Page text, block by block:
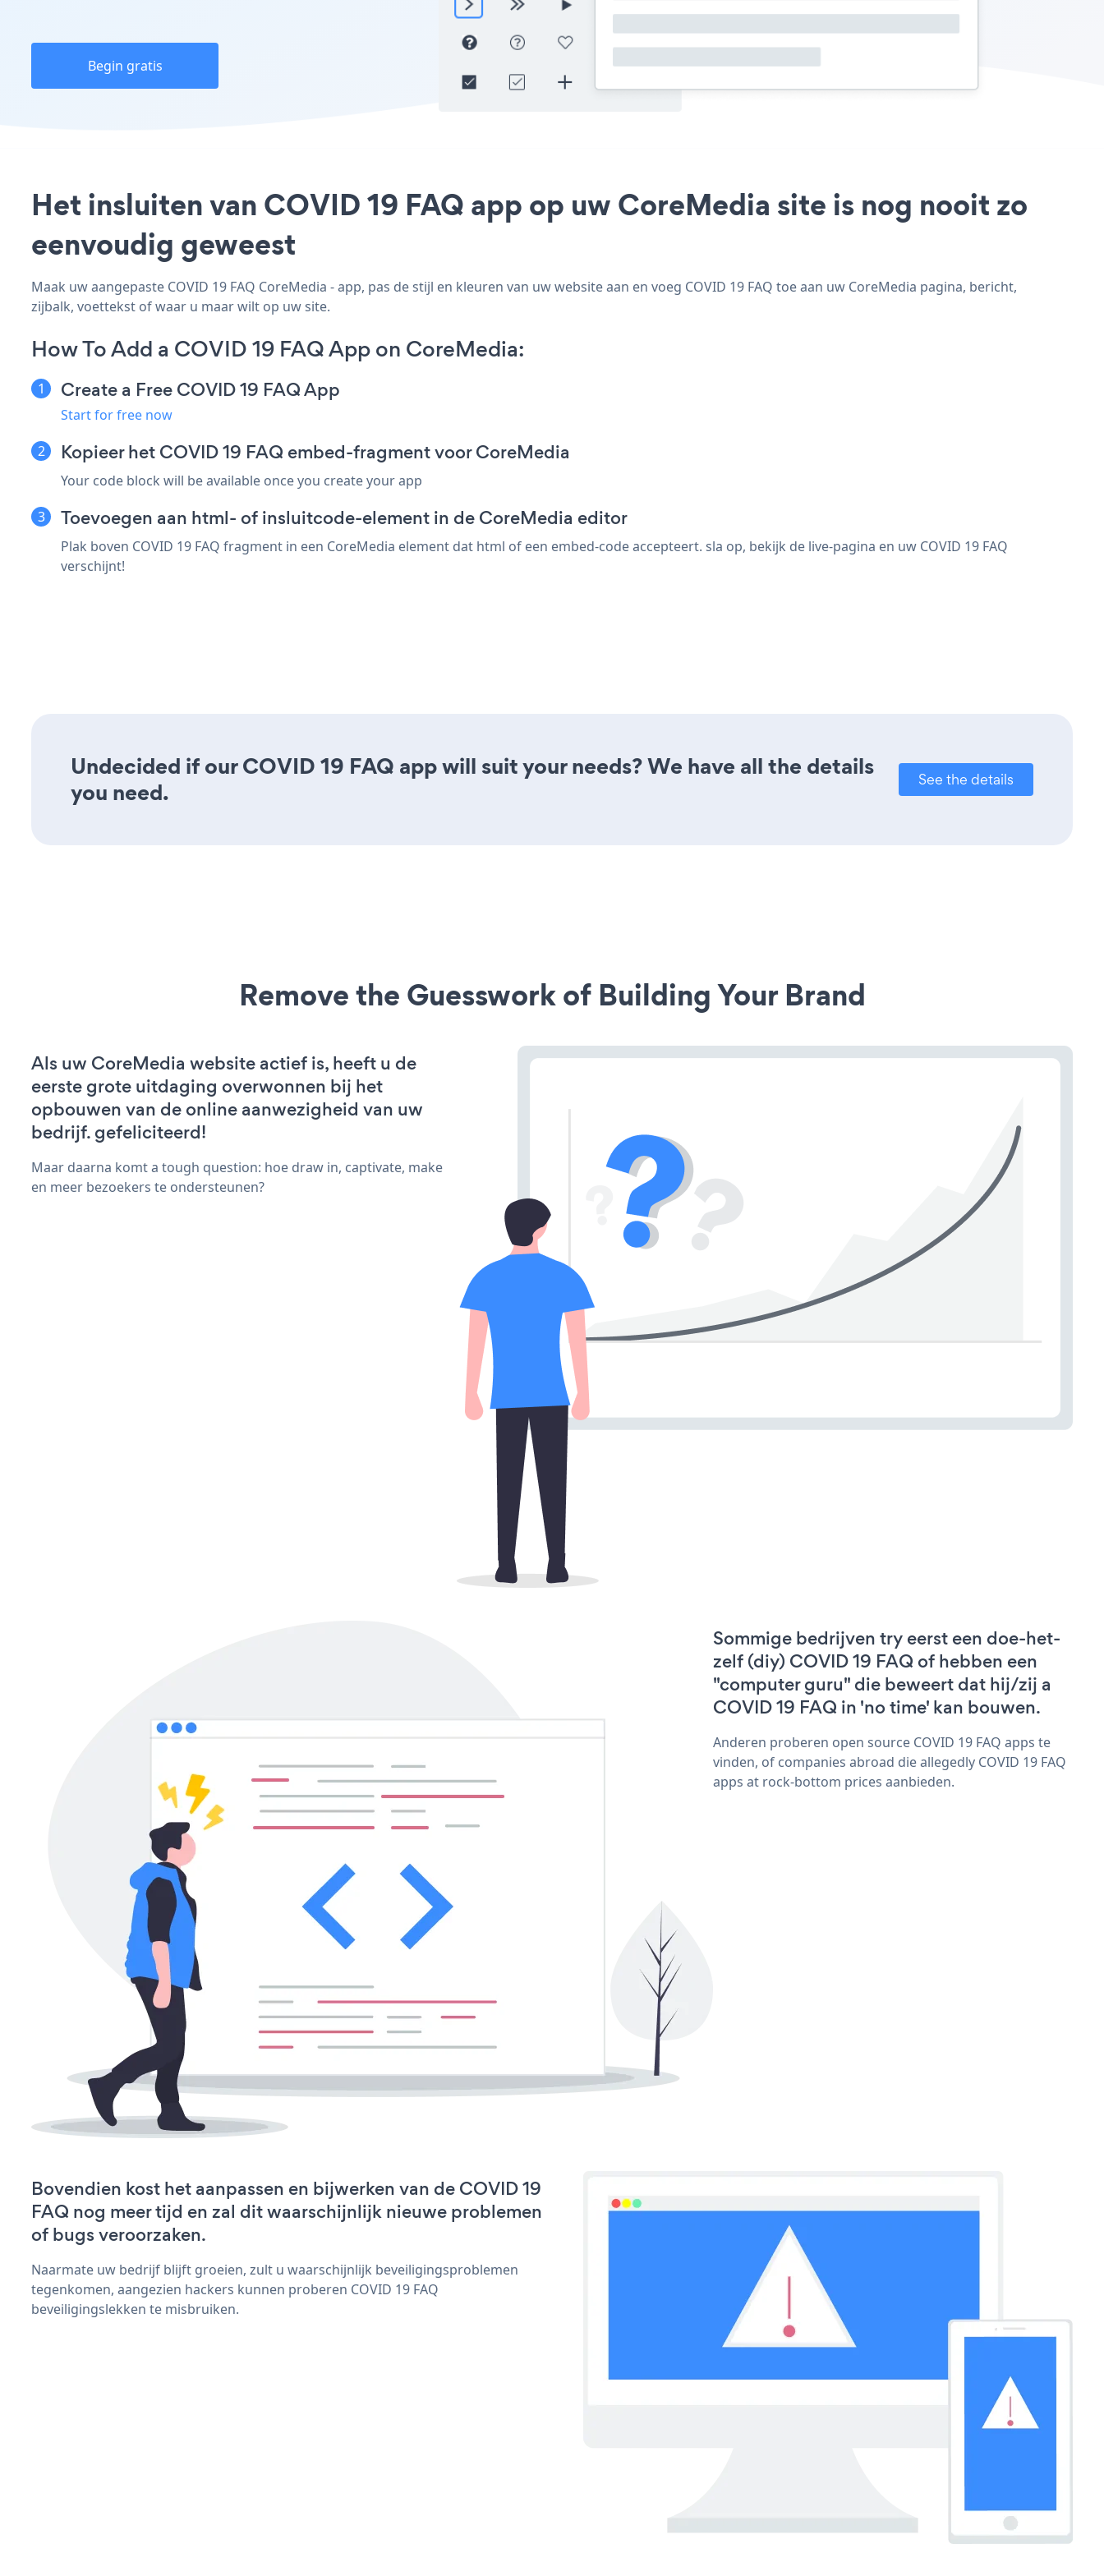
Begin gratis
Het insluiten van COVID 19 FAQ app op uw CoreMedia site is nog nooit zo
eenvoudig geweest
Maak uw aangepaste COVID 19 FAQ CoreMedia - app, pas de stijl en kleuren van uw website aan en voeg COVID 19 FAQ toe aan uw CoreMedia pagina, bericht,
zijbalk, voettekst of waar u maar wilt op uw site.
How To Add a COVID 19 FAQ App on CoreMedia:
Create a Free COVID 19 FAQ App
Start for free now
Kopieer het COVID 19 FAQ embed-fragment voor CoreMedia
Your code block will be available once you create your app
Toevoegen aan html- of insluitcode-element in de CoreMedia editor
Plak boven COVID 19 FAQ fragment in een CoreMedia element dat html of een embed-code accepteert. sla op, bekijk de live-pagina en uw COVID 19 FAQ
verschijnt!
Undecided if our COVID 19 FAQ app will suit your needs? We have all the details
you need.
See the details
Remove the Guesswork of Building Your Brand
Als uw CoreMedia website actief is, heeft u de
eerste grote uitdaging overwonnen bij het
opbouwen van de online aanwezigheid van uw
bedrijf. gefeliciteerd!
Maar daarna komt a tough question: hoe draw in, captivate, make
en meer bezoekers te ondersteunen?
Sommige bedrijven try eerst een doe-het-
zelf (diy) COVID 19 FAQ of hebben een
"computer guru" die beweert dat hij/zij a
COVID 19 FAQ in 'no time' kan bouwen.
Anderen proberen open source COVID 19 FAQ apps te
vinden, of companies abroad die allegedly COVID 19 FAQ
apps at rock-bottom prices aanbieden.
Bovendien kost het aanpassen en bijwerken van de COVID 19
FAQ nog meer tijd en zal dit waarschijnlijk nieuwe problemen
of bugs veroorzaken.
Naarmate uw bedrijf blijft groeien, zult u waarschijnlijk beveiligingsproblemen
tegenkomen, aangezien hackers kunnen proberen COVID 19 FAQ
beveiligingslekken te misbruiken.